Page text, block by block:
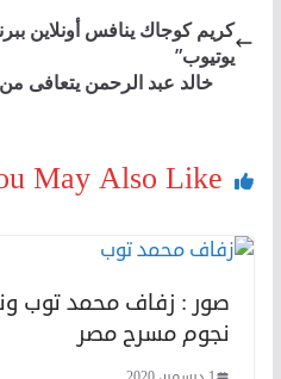
كريم كوجاك ينافس أونلاين
يوتيوب”
خالد عبد الرحمن يتعافى
May Also Like
صور : زفاف محمد توب
نجوم مسرح مصر